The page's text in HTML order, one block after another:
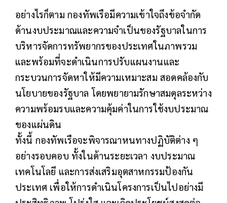
อย่างไรก็ตาม กองทัพเรือมีความเข้าใจถึงข้อจำกัด
ด้านงบประมาณและความจำเป็นของรัฐบาลในการ
บริหารจัดการทรัพยากรของประเทศในภาพรวม
และพร้อมที่จะดำเนินการปรับแผนงานและ
กระบวนการจัดหาให้มีความเหมาะสม สอดคล้องกับ
นโยบายของรัฐบาล โดยพยายามรักษาสมดุลระหว่าง
ความพร้อมรบและความคุ้มค่าในการใช้งบประมาณ
ของแผ่นดิน
ทั้งนี้ กองทัพเรือจะพิจารณาหนทางปฏิบัติต่าง ๆ
อย่างรอบคอบ ทั้งในด้านระยะเวลา งบประมาณ
เทคโนโลยี และการส่งเสริมอุตสาหกรรมป้องกัน
ประเทศ เพื่อให้การดำเนินโครงการเป็นไปอย่างมี